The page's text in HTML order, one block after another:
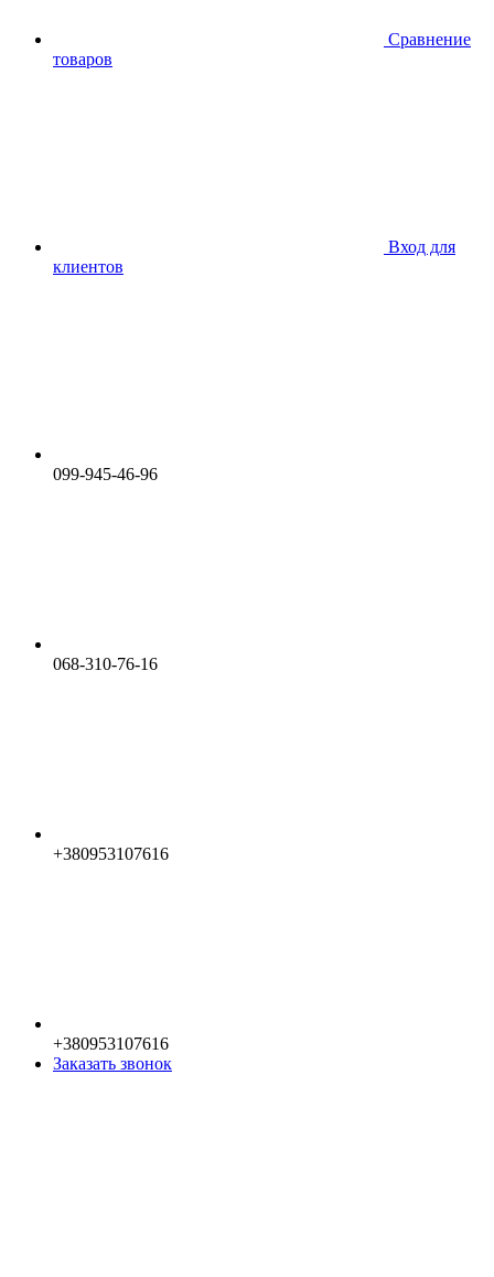
Сравнение
товаров
Вход для
клиентов
099-945-46-96
068-310-76-16
+380953107616
+380953107616
Заказать звонок